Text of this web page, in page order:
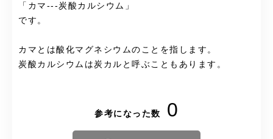
「カマ---炭酸カルシウム」
です。
カマとは酸化マグネシウムのことを指します。
炭酸カルシウムは炭カルと呼ぶこともあります。
参考になった数 0